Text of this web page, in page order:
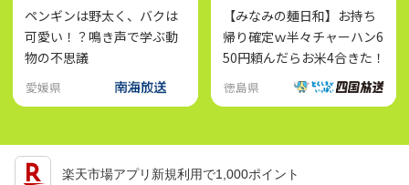
ペンギンは野太く、バクは
可愛い！？鳴き声で学ぶ動
物の不思議
愛媛県
【みなみの麺日和】お持ち
帰り確定ｗ半々チャーハン6
50円頼んだらお米4合きた！
徳島県
楽天市場アプリ新規利用で1,000ポイント